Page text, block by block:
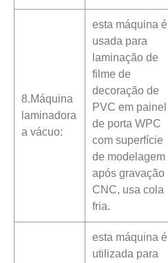
8.Máquina
laminadora
a vácuo:
esta máquina é
usada para
laminação de
filme de
decoração de
PVC em painel
de porta WPC
com superfície
de modelagem
após gravação
CNC, usa cola
fria.
esta máquina é
utilizada para